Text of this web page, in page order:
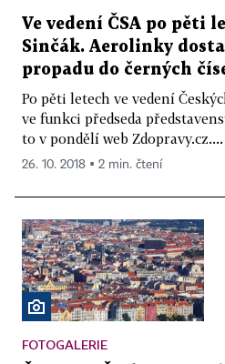
Ve vedení ČSA po pěti
Sinčák. Aerolinky
propadu do černých
Po pěti letech ve vedení
ve funkci předseda
to v pondělí web Zdopravy.cz....
26. 10. 2018 ▪ 2 min. čtení
FOTOGALERIE